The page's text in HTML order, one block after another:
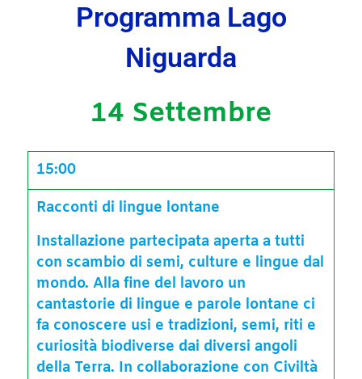
Programma Lago
Niguarda
14 Settembre
15:00
Racconti di lingue lontane
Installazione partecipata aperta a tutti
con scambio di semi, culture e lingue dal
mondo. Alla fine del lavoro un
cantastorie di lingue e parole lontane ci
fa conoscere usi e tradizioni, semi, riti e
curiosità biodiverse dai diversi angoli
della Terra. In collaborazione con Civiltà